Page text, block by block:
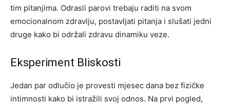
tim pitanjima. Odrasli parovi trebaju raditi na svom
emocionalnom zdravlju, postavljati pitanja i slušati jedni
druge kako bi održali zdravu dinamiku veze.
Eksperiment Bliskosti
Jedan par odlučio je provesti mjesec dana bez fizičke
intimnosti kako bi istražili svoj odnos. Na prvi pogled,